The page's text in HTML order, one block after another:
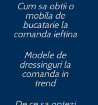
Cum sa obtii o
mobila de
bucatarie la
comanda ieftina
Modele de
dressinguri la
comanda in
trend